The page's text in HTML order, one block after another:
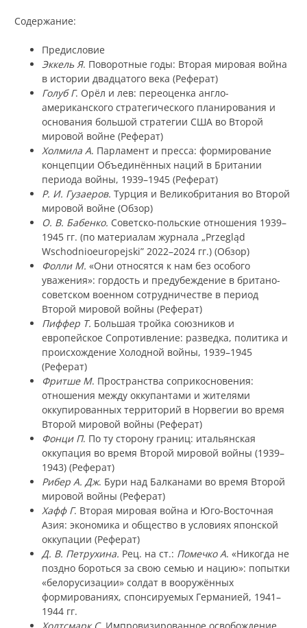
Содержание:
Предисловие
Эккель Я. Поворотные годы: Вторая мировая война
в истории двадцатого века (Реферат)
Голуб Г. Орёл и лев: переоценка англо-
американского стратегического планирования и
основания большой стратегии США во Второй
мировой войне (Реферат)
Холмила А. Парламент и пресса: формирование
концепции Объединённых наций в Британии
периода войны, 1939–1945 (Реферат)
Р. И. Гузаеров. Турция и Великобритания во Второй
мировой войне (Обзор)
О. В. Бабенко. Советско-польские отношения 1939–
1945 гг. (по материалам журнала „Przegląd
Wschodnioeuropejski” 2022–2024 гг.) (Обзор)
Фолли М. «Они относятся к нам без особого
уважения»: гордость и предубеждение в британо-
советском военном сотрудничестве в период
Второй мировой войны (Реферат)
Пиффер Т. Большая тройка союзников и
европейское Сопротивление: разведка, политика и
происхождение Холодной войны, 1939–1945
(Реферат)
Фритше М. Пространства соприкосновения:
отношения между оккупантами и жителями
оккупированных территорий в Норвегии во время
Второй мировой войны (Реферат)
Фонци П. По ту сторону границ: итальянская
оккупация во время Второй мировой войны (1939–
1943) (Реферат)
Рибер А. Дж. Бури над Балканами во время Второй
мировой войны (Реферат)
Хафф Г. Вторая мировая война и Юго-Восточная
Азия: экономика и общество в условиях японской
оккупации (Реферат)
Д. В. Петрухина. Рец. на ст.: Помечко А. «Никогда не
поздно бороться за свою семью и нацию»: попытки
«белорусизации» солдат в вооружённых
формированиях, спонсируемых Германией, 1941–
1944 гг.